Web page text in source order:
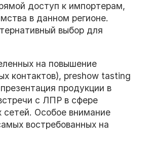
доступ к импортерам,
в данном регионе.
выбор для
на повышение
контактов), preshow tasting
продукции в
с ЛПР в сфере
сетей. Особое внимание
востребованных на